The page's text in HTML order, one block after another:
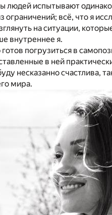
людей испытывают
ограничений; всё, что я
на ситуации,
внутреннее я.
готов погрузиться в
в ней
несказанно счастлива,
мира.